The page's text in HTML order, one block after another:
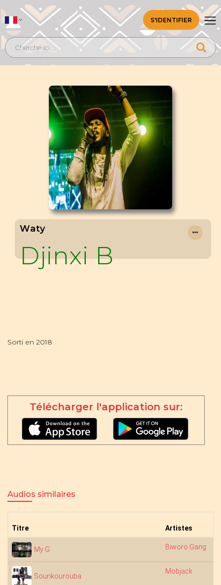
S'IDENTIFIER
Waty
Djinxi B
Sorti en 2018
Télécharger l'application sur:
Audios similaires
Titre Artistes
My G Biworo Gang
Sounkourouba
Mobjack